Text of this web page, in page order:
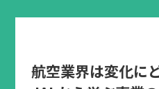
航空業界は変化に